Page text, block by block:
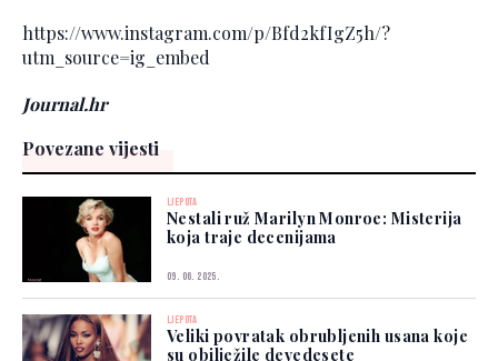
https://www.instagram.com/p/Bfd2kfIgZ5h/?
utm_source=ig_embed
Journal.hr
Povezane vijesti
LJEPOTA
Nestali ruž Marilyn Monroe: Misterija
koja traje decenijama
09. 06. 2025.
LJEPOTA
Veliki povratak obrubljenih usana koje
su obilježile devedesete